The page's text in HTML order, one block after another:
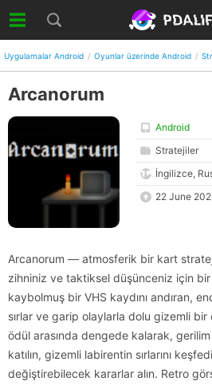
Uygulamalar Android Oyunlar üzerinde Android
Arcanorum
Android
Stratejiler
İngilizce,
22 June
Arcanorum — atmosferik bir kart
zihniniz ve taktiksel düşünceniz için bir
kaybolmuş bir VHS kaydını andıran,
sırlar ve garip olaylarla dolu gizemli bir
ödül arasında dengede kalarak,
katılın, gizemli labirentin sırlarını
değiştirebilecek kararlar alın. Retro